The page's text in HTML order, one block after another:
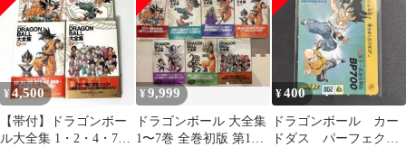
¥4,500
【帯付】ドラゴンボー
ル大全集 1・2・4・7巻
¥9,999
ドラゴンボール 大全集
1〜7巻 全巻初版 第1刷
¥400
ドラゴンボール カー
ドダス パーフェクト